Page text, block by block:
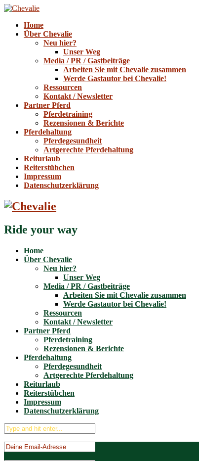
Home
Über Chevalie
Neu hier?
Unser Weg
Media / PR / Gastbeiträge
Arbeiten Sie mit Chevalie zusammen
Werde Gastautor bei Chevalie!
Ressourcen
Kontakt / Newsletter
Partner Pferd
Pferdetraining
Rezensionen & Berichte
Pferdehaltung
Pferdegesundheit
Artgerechte Pferdehaltung
Reiturlaub
Reiterstübchen
Impressum
Datenschutzerklärung
Ride your way
Home
Über Chevalie
Neu hier?
Unser Weg
Media / PR / Gastbeiträge
Arbeiten Sie mit Chevalie zusammen
Werde Gastautor bei Chevalie!
Ressourcen
Kontakt / Newsletter
Partner Pferd
Pferdetraining
Rezensionen & Berichte
Pferdehaltung
Pferdegesundheit
Artgerechte Pferdehaltung
Reiturlaub
Reiterstübchen
Impressum
Datenschutzerklärung